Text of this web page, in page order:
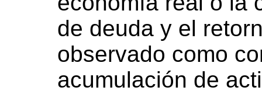
de deuda y el
observado como
acumulación de